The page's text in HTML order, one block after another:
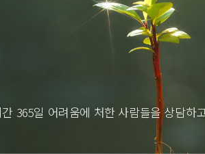
365일 어려움에 처한 사람들을 상담